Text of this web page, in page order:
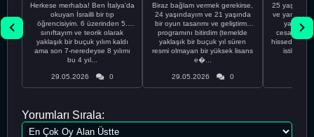
Herkese merhaba! Ben İtalya'da
okuyan İsrailli bir tıp
öğrencisiyim. 6 üzerinden 5.
sınıftayım ve teorik olarak
yaklaşık bir buçuk yılım kaldı
ama son 7-neredeyse 8 yılımı
bu 4 yıl...
29.05.2026 0
Biraz bağlam vermek gerekirse,
24 yaşındayım ve 21 yaşında
bir oyun tasarımı ve geliştirme
programını bitirdim (temelde
yaklaşık bir buçuk yıl süren
resmi olmayan bir yüksek lisans
e�...
29.05.2026 0
25
ve yanlış
cesaretimin
Yorumları Sırala: